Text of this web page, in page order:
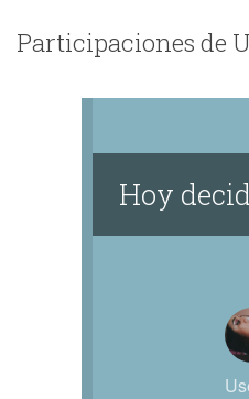
Participaciones de
Hoy